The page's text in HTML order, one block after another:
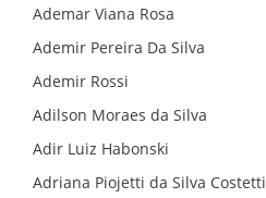
Ademar Viana Rosa
Ademir Pereira Da Silva
Ademir Rossi
Adilson Moraes da Silva
Adir Luiz Habonski
Adriana Piojetti da Silva Costetti